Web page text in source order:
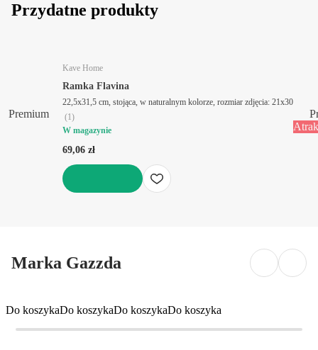
Przydatne produkty
Premium
Kave Home
Ramka Flavina
22,5x31,5 cm, stojąca, w naturalnym kolorze, rozmiar zdjęcia: 21x30
(1)
W magazynie
69,06 zł
Marka Gazzda
Do koszykaDo koszykaDo koszykaDo koszyka